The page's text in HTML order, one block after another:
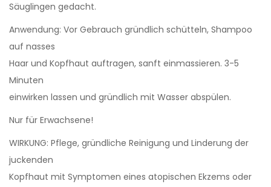
Säuglingen gedacht.
Anwendung: Vor Gebrauch gründlich schütteln, Shampoo
auf nasses
Haar und Kopfhaut auftragen, sanft einmassieren. 3-5
Minuten
einwirken lassen und gründlich mit Wasser abspülen.
Nur für Erwachsene!
WIRKUNG: Pflege, gründliche Reinigung und Linderung der
juckenden
Kopfhaut mit Symptomen eines atopischen Ekzems oder